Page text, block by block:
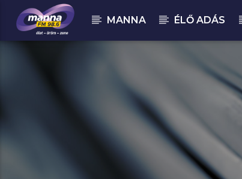
MANNA ÉLŐ ADÁS
Ember Márk : Hang és Csend